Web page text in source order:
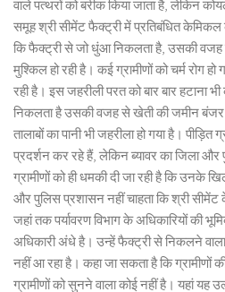
वाले पत्थरों को बरीक किया जाता है, लेकिन
समूह श्री सीमेंट फैक्ट्री में प्रतिबंधित केमिकल
कि फैक्ट्री से जो धुंआ निकलता है, उसकी
मुश्किल हो रही है। कई ग्रामीणों को चर्म रोग
रही है। इस जहरीली परत को बार बार हटाना
निकलता है उसकी वजह से खेती की जमीन
तालाबों का पानी भी जहरीला हो गया है।
प्रदर्शन कर रहे हैं, लेकिन ब्यावर का जिला
ग्रामीणों को ही धमकी दी जा रही है कि उनके
और पुलिस प्रशासन नहीं चाहता कि श्री सीमेंट
जहां तक पर्यावरण विभाग के अधिकारियों की
अधिकारी अंधे है। उन्हें फैक्ट्री से निकलने
नहीं आ रहा है। कहा जा सकता है कि ग्रामीणों
ग्रामीणों को सुनने वाला कोई नहीं है। यहां यह